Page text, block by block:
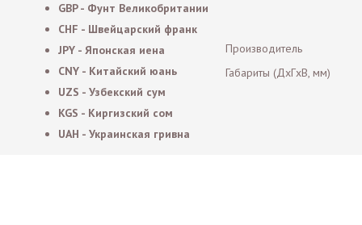
GBP - Фунт Великобритании
CHF - Швейцарский франк
JPY - Японская иена
CNY - Китайский юань
UZS - Узбекский сум
KGS - Киргизский сом
UAH - Украинская гривна
Производитель
Габариты (ДxГxВ, мм)